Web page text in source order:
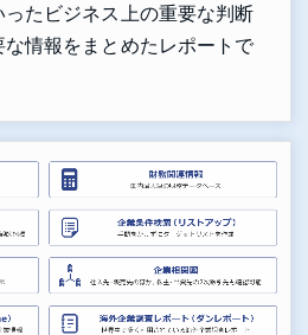
たビジネス上の重要な判断
情報をまとめたレポートで